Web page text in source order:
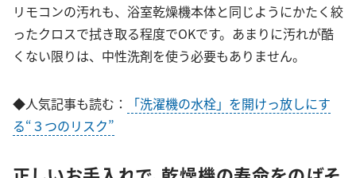
リモコンの汚れも、浴室乾燥機本体と同じようにかたく絞
ったクロスで拭き取る程度でOKです。あまりに汚れが酷
くない限りは、中性洗剤を使う必要もありません。
◆人気記事も読む：
「洗濯機の水栓」を開けっ放しにす
る“３つのリスク”